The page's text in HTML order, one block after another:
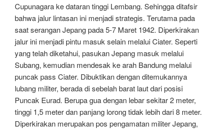
Cupunagara ke dataran tinggi Lembang. Sehingga ditafsir
bahwa jalur lintasan ini menjadi strategis. Terutama pada
saat serangan Jepang pada 5-7 Maret 1942. Diperkirakan
jalur ini menjadi pintu masuk selain melalui Ciater. Seperti
yang telah diketahui, pasukan Jepang masuk melalui
Subang, kemudian mendesak ke arah Bandung melalui
puncak pass Ciater. Dibuktikan dengan ditemukannya
lubang militer, berada di sebelah barat laut dari posisi
Puncak Eurad. Berupa gua dengan lebar sekitar 2 meter,
tinggi 1,5 meter dan panjang lorong tidak lebih dari 8 meter.
Diperkirakan merupakan pos pengamatan militer Jepang,